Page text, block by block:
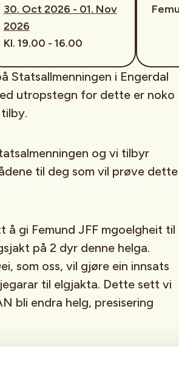
30. Oct 2026 - 01. Nov
2026
Kl. 19.00 - 16.00
Statsallmenningen i Engerdal
utropstegn for dette er noko
og vi tilbyr
til deg som vil prøve dette
å gi Femund JFF mgoelgheit til
på 2 dyr denne helga.
som oss, vil gjøre ein innsats
til elgjakta. Dette sett vi
bli endra helg, presisering
for helga i koje/hytte/brakke